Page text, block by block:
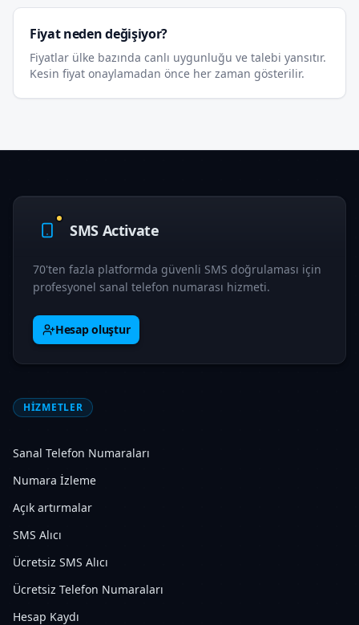
Fiyat neden değişiyor?
Fiyatlar ülke bazında canlı uygunluğu ve talebi yansıtır.
Kesin fiyat onaylamadan önce her zaman gösterilir.
SMS Activate
70'ten fazla platformda güvenli SMS doğrulaması için
profesyonel sanal telefon numarası hizmeti.
Hesap oluştur
HIZMETLER
Sanal Telefon Numaraları
Numara İzleme
Açık artırmalar
SMS Alıcı
Ücretsiz SMS Alıcı
Ücretsiz Telefon Numaraları
Hesap Kaydı